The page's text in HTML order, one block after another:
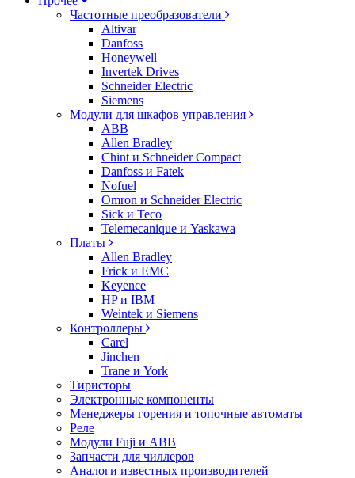
Частотные преобразователи
Altivar
Danfoss
Honeywell
Invertek Drives
Schneider Electric
Siemens
Модули для шкафов управления
ABB
Allen Bradley
Chint и Schneider Compact
Danfoss и Fatek
Nofuel
Omron и Schneider Electric
Sick и Teco
Telemecanique и Yaskawa
Платы
Allen Bradley
Frick и EMC
Keyence
HP и IBM
Weintek и Siemens
Контроллеры
Carel
Jinchen
Trane и York
Тиристоры
Электронные компоненты
Менеджеры горения и топочные автоматы
Реле
Модули Fuji и ABB
Запчасти для чиллеров
Аналоги известных производителей